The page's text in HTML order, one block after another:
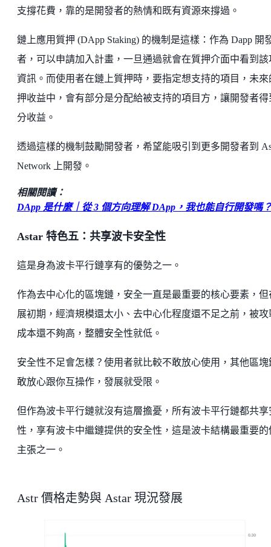
支撐花費，靠的是開發者的熱情和既有資源來撐過。
鏈上應用質押 (DApp Staking) 的機制是這樣：作為 Dapp 開
者，可以申請加入計畫，一旦通過就會在質押介面中看到該
資訊。而使用者在鏈上質押時，要指定想支持的項目，未來
押收益中，會有部分是分配給被支持的項目方，讓開發者得
分收益。
透過這樣的機制鼓勵開發者，希望能吸引到更多開發者到
Network 上開發。
相關閱讀：
DApp 是什麼｜從 3 個方向理解 DApp，我也能自行開發嗎
Astar 特色五：共享波卡安全性
這是身為波卡平行鏈享有的優勢之一。
作為去中心化的區塊鏈，安全一直是最重要的核心要素，但
展初期，經濟規模還太小、去中心化程度還不足之前，被攻
成本還不夠高，整體安全性就低。
安全性不足會怎樣？使用者就比較不敢放心使用，其他區塊
敢放心跟你互操作，發展就受限。
但作為波卡平行鏈就沒有這層擔憂，所有波卡平行鏈都共享
性，享有波卡中繼鏈提供的安全性，這是波卡結構最重要的
主張之一。
Astr 價格走勢與 Astar 現況發展